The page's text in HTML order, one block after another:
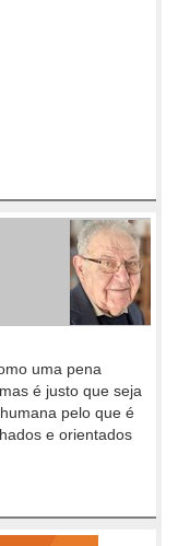
uma pena
é justo que seja
pelo que é
e orientados